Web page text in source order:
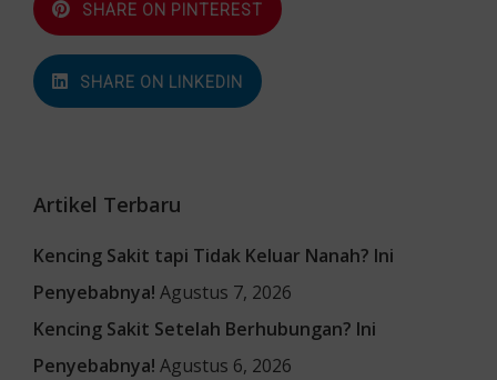
SHARE ON PINTEREST
SHARE ON LINKEDIN
Artikel Terbaru
Kencing Sakit tapi Tidak Keluar Nanah? Ini
Penyebabnya! Agustus 7, 2026
Kencing Sakit Setelah Berhubungan? Ini
Penyebabnya! Agustus 6, 2026